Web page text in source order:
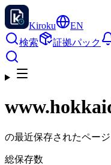
Kiroku
EN
検索
証拠パック
の最近保存されたページ
総保存数